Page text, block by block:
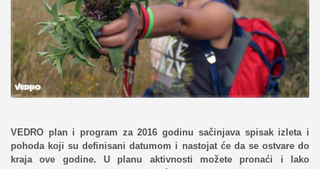
VEDRO plan i program za 2016 godinu sačinjava spisak izleta i
pohoda koji su definisani datumom i nastojat će da se ostvare do
kraja ove godine. U planu aktivnosti možete pronaći i lako